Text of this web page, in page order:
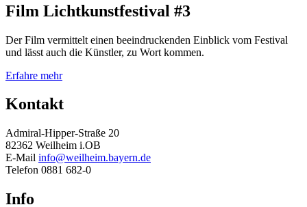
Film Lichtkunstfestival #3
Der Film vermittelt einen beeindruckenden Einblick vom Festival
und lässt auch die Künstler, zu Wort kommen.
Erfahre mehr
Kontakt
Admiral-Hipper-Straße 20
82362 Weilheim i.OB
E-Mail info@weilheim.bayern.de
Telefon 0881 682-0
Info